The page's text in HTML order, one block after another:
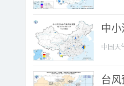
中
中国天
台